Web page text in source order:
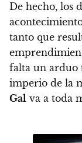
De hecho, los
tanto que
falta un arduo
imperio de la
Gal va a toda